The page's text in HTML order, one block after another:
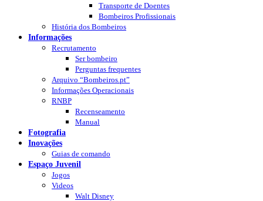
Transporte de Doentes
Bombeiros Profissionais
História dos Bombeiros
Informações
Recrutamento
Ser bombeiro
Perguntas frequentes
Arquivo “Bombeiros.pt”
Informações Operacionais
RNBP
Recenseamento
Manual
Fotografia
Inovações
Guias de comando
Espaço Juvenil
Jogos
Videos
Walt Disney